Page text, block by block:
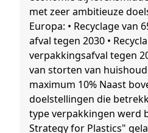
met zeer ambitieuze
Europa: • Recyclage van
afval tegen 2030 •
verpakkingsafval tegen
van storten van
maximum 10% Naast
doelstellingen die
type verpakkingen werd
Strategy for Plastics"